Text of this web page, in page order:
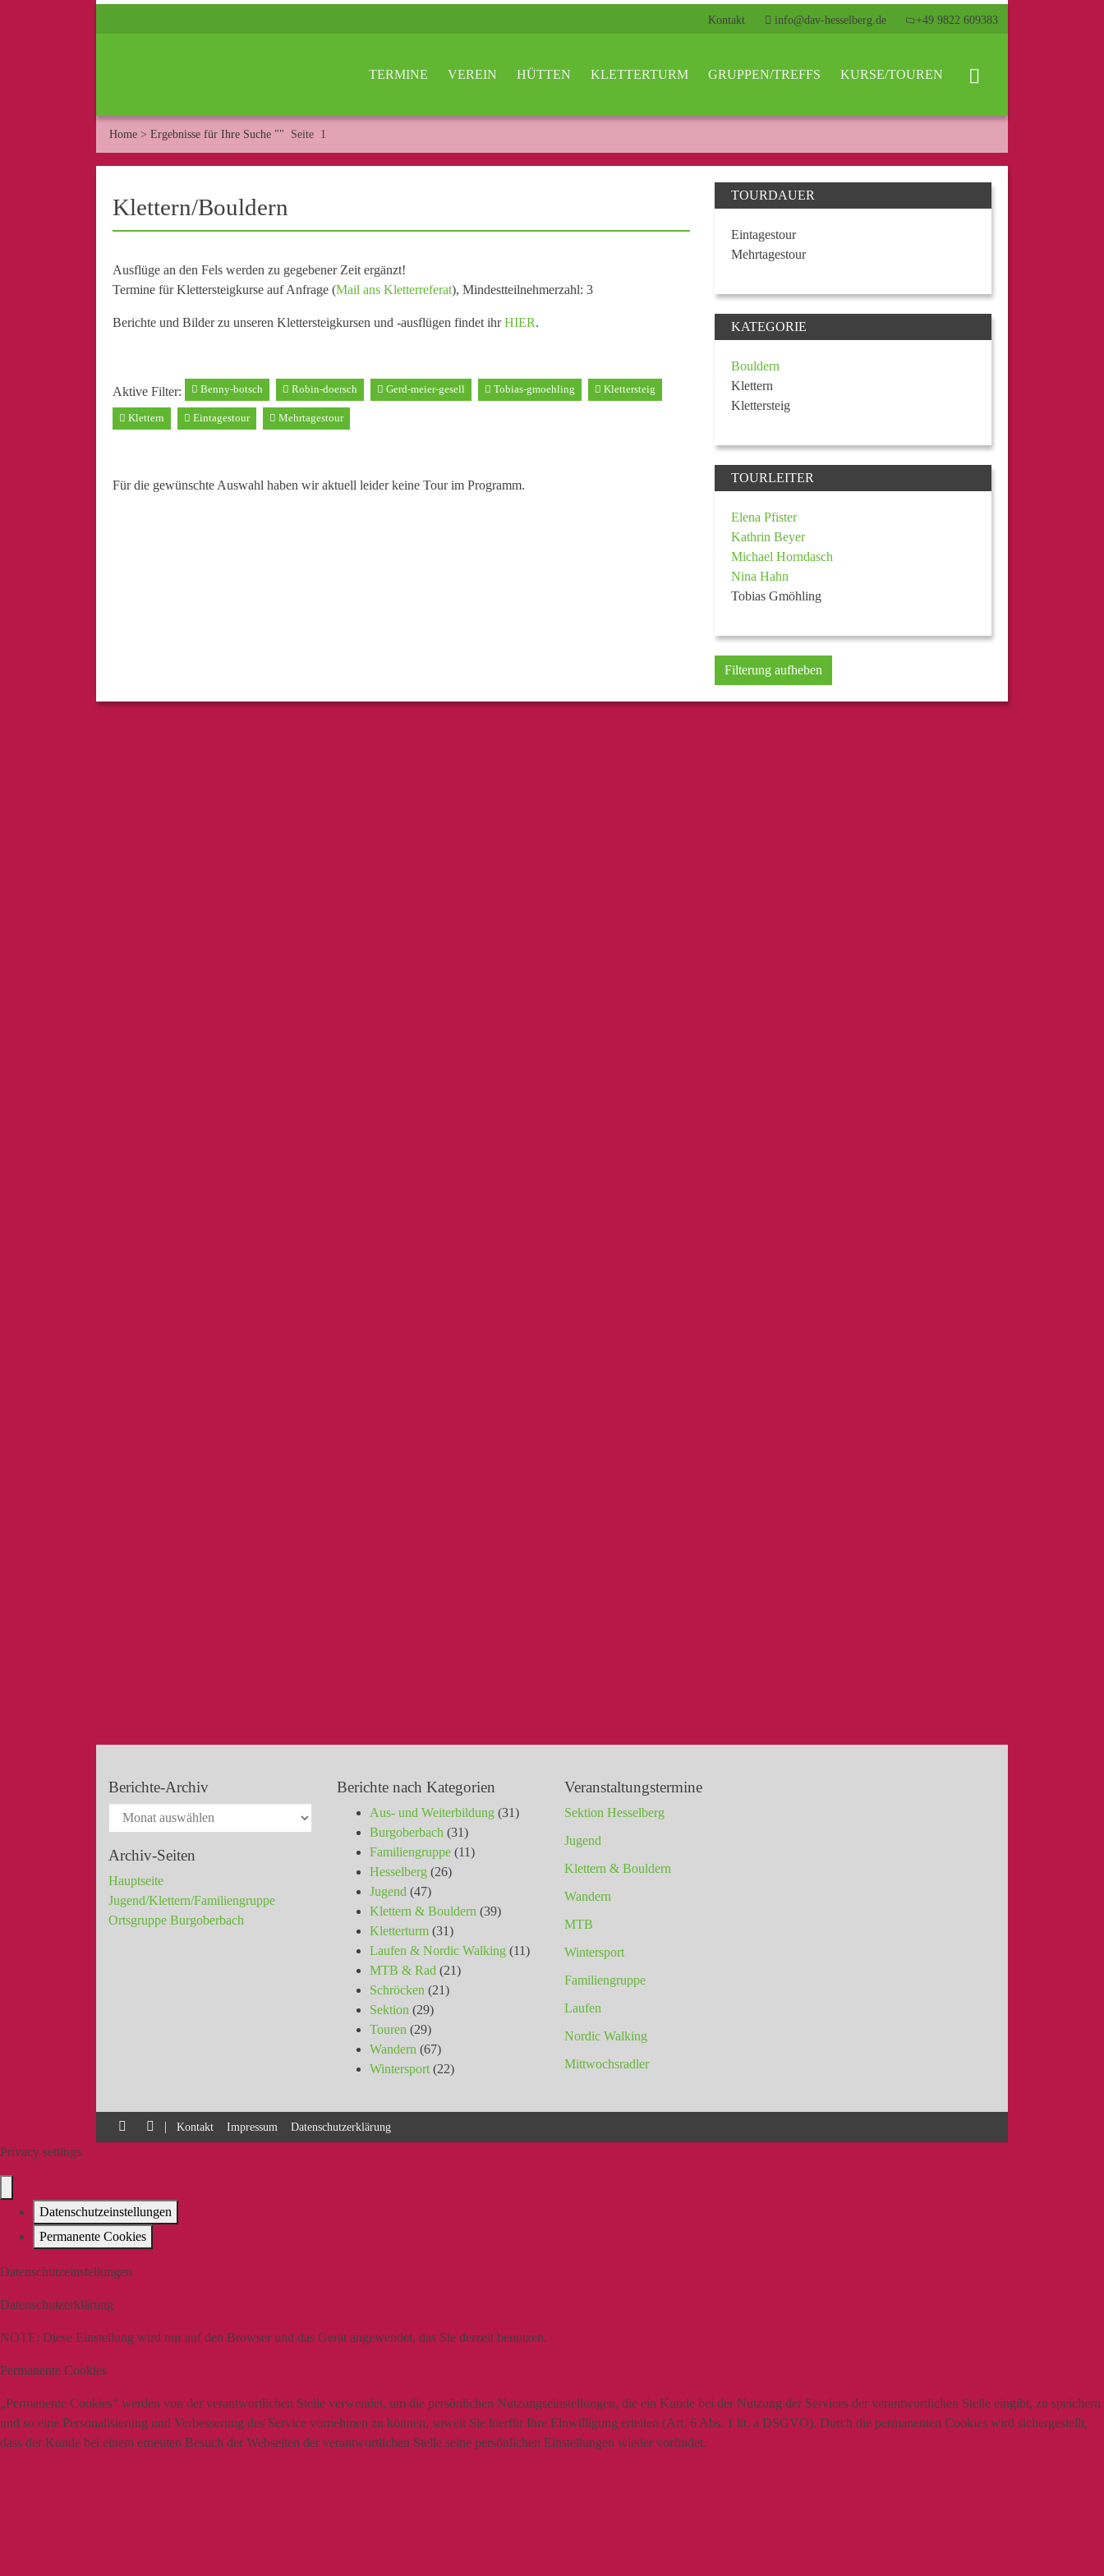
Kontakt info@dav-hesselberg.de +49 9822 609383
TERMINE VEREIN HÜTTEN KLETTERTURM GRUPPEN/TREFFS KURSE/TOUREN
Home > Ergebnisse für Ihre Suche "" Seite 1
Klettern/Bouldern
Ausflüge an den Fels werden zu gegebener Zeit ergänzt!
Termine für Klettersteigkurse auf Anfrage (Mail ans Kletterreferat), Mindestteilnehmerzahl: 3
Berichte und Bilder zu unseren Klettersteigkursen und -ausflügen findet ihrHIER.
Aktive Filter: Benny-botsch Robin-doersch Gerd-meier-gesell Tobias-gmoehling Klettersteig
Klettern Eintagestour Mehrtagestour
Für die gewünschte Auswahl haben wir aktuell leider keine Tour im Programm.
TOURDAUER
Eintagestour
Mehrtagestour
KATEGORIE
Bouldern
Klettern
Klettersteig
TOURLEITER
Elena Pfister
Kathrin Beyer
Michael Horndasch
Nina Hahn
Tobias Gmöhling
Filterung aufheben
Berichte-Archiv
Archiv-Seiten
Hauptseite
Jugend/Klettern/Familiengruppe
Ortsgruppe Burgoberbach
Berichte nach Kategorien
Aus- und Weiterbildung(31)
Burgoberbach (31)
Familiengruppe(11)
Hesselberg(26)
Jugend (47)
Klettern & Bouldern (39)
Kletterturm(31)
Laufen & Nordic Walking(11)
MTB & Rad (21)
Schröcken (21)
Sektion (29)
Touren (29)
Wandern (67)
Wintersport(22)
Veranstaltungstermine
Sektion Hesselberg
Jugend
Klettern & Bouldern
Wandern
MTB
Wintersport
Familiengruppe
Laufen
Nordic Walking
Mittwochsradler
| Kontakt Impressum Datenschutzerklärung
Privacy settings
Datenschutzeinstellungen
Permanente Cookies
Datenschutzeinstellungen
Datenschutzerklärung
NOTE: Diese Einstellung wird nur auf den Browser und das Gerät angewendet, das Sie derzeit benutzen.
Permanente Cookies
„Permanente Cookies“ werden von der verantwortlichen Stelle verwendet, um die persönlichen Nutzungseinstellungen, die ein Kunde bei der Nutzung der Services der verantwortlichen Stelle eingibt, zu speichern
und so eine Personalisierung und Verbesserung des Service vornehmen zu können, soweit Sie hierfür Ihre Einwilligung erteilen (Art. 6 Abs. 1 lit. a DSGVO). Durch die permanenten Cookies wird sichergestellt,
dass der Kunde bei einem erneuten Besuch der Webseiten der verantwortlichen Stelle seine persönlichen Einstellungen wieder vorfindet.